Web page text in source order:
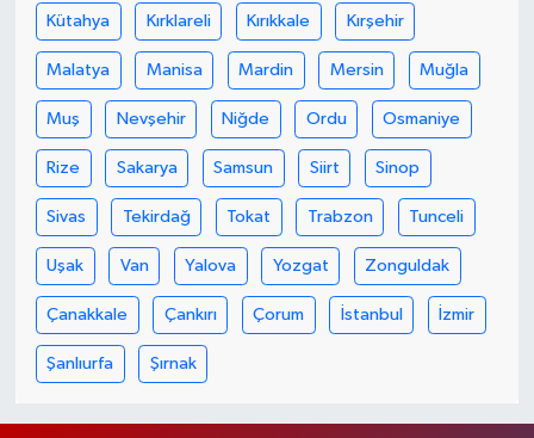
Kütahya Kırklareli Kırıkkale Kırşehir
Malatya Manisa Mardin Mersin Muğla
Muş Nevşehir Niğde Ordu Osmaniye
Rize Sakarya Samsun Siirt Sinop
Sivas Tekirdağ Tokat Trabzon Tunceli
Uşak Van Yalova Yozgat Zonguldak
Çanakkale Çankırı Çorum İstanbul İzmir
Şanlıurfa Şırnak